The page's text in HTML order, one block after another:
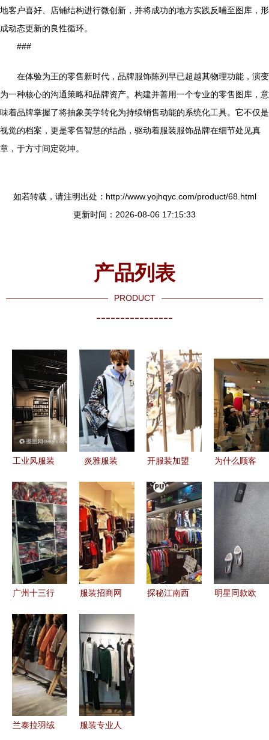
地客户喜好、店铺结构进行微创新，并将成功的地方实践反哺至图库，形
成动态更新的良性循环。
###
在体验为王的零售新时代，品牌服饰陈列早已超越其物理功能，演变
为一种核心的沟通策略和品牌资产。构建并善用一个专业的零售图库，意
味着品牌掌握了将抽象美学转化为持续销售动能的系统化工具。它不仅是
视觉的档案，更是零售智慧的结晶，驱动着服装服饰品牌在细节处见真
章，于方寸间定乾坤。
如若转载，请注明出处：http://www.yojhqyc.com/product/68.html
更新时间：2026-08-06 17:15:33
产品列表
PRODUCT
----------------
工业风服装
性与实用并
重的服饰零
售空间
炎雅服装
的完美融合
——2024
新品解析与
用户口碑
开服装加盟
从选对品牌
到稳健经营
的全面策略
为什么顾客
了 服装服
广州十三行
货全攻略
轻松找到优
质货源
服装招商网
售创新升级
探秘江南西
明星同款欧
兰泰拉羽绒
服装专业人